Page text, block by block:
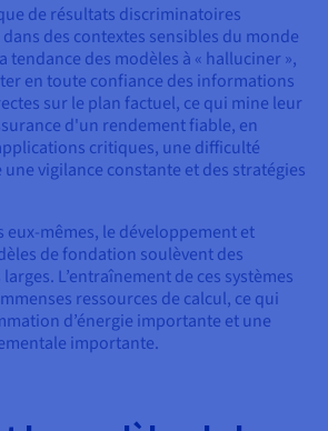
de résultats discriminatoires
des contextes sensibles du monde
tendance des modèles à « halluciner »,
en toute confiance des informations
sur le plan factuel, ce qui mine leur
d'un rendement fiable, en
critiques, une difficulté
vigilance constante et des stratégies
eux-mêmes, le développement et
de fondation soulèvent des
L’entraînement de ces systèmes
ressources de calcul, ce qui
d’énergie importante et une
importante.